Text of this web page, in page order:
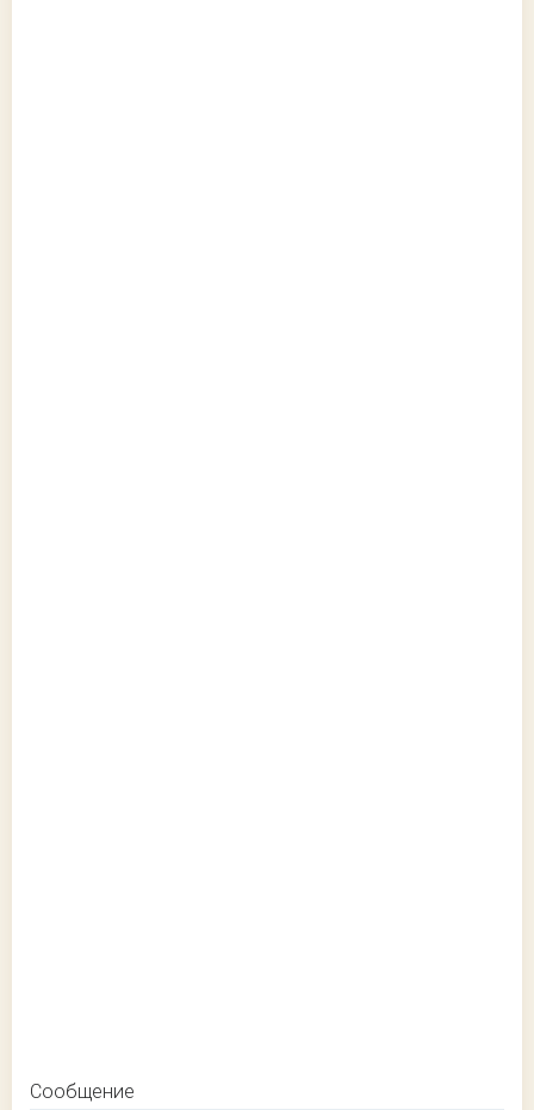
Сообщение